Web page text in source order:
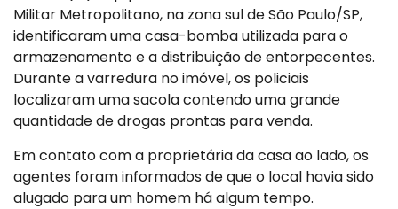
Militar Metropolitano, na zona sul de São Paulo/SP,
identificaram uma casa-bomba utilizada para o
armazenamento e a distribuição de entorpecentes.
Durante a varredura no imóvel, os policiais
localizaram uma sacola contendo uma grande
quantidade de drogas prontas para venda.
Em contato com a proprietária da casa ao lado, os
agentes foram informados de que o local havia sido
alugado para um homem há algum tempo.